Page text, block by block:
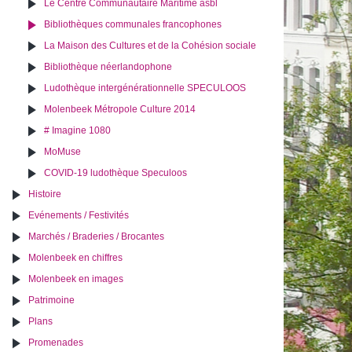
Le Centre Communautaire Maritime asbl
Bibliothèques communales francophones
La Maison des Cultures et de la Cohésion sociale
Bibliothèque néerlandophone
Ludothèque intergénérationnelle SPECULOOS
Molenbeek Métropole Culture 2014
# Imagine 1080
MoMuse
COVID-19 ludothèque Speculoos
Histoire
Evénements / Festivités
Marchés / Braderies / Brocantes
Molenbeek en chiffres
Molenbeek en images
Patrimoine
Plans
Promenades